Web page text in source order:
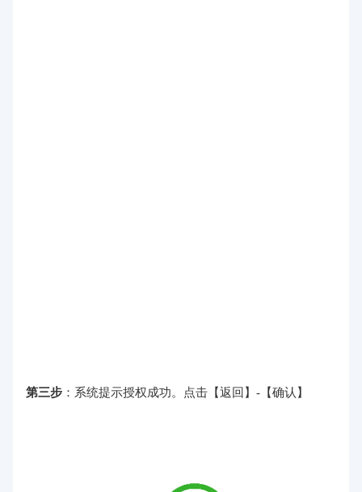
第三步 ：系统提示授权成功。点击【返回】-【确认】